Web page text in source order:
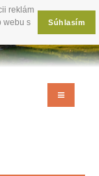
reklám
webu s
Súhlasím